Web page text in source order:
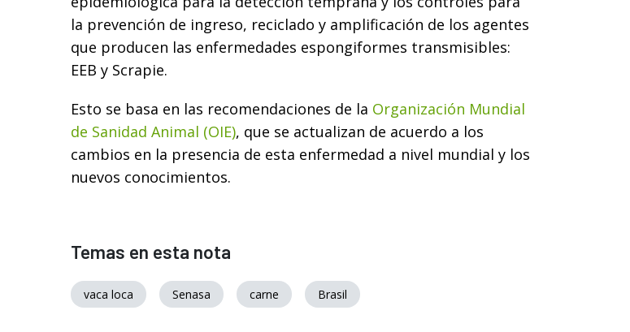
la prevención de ingreso, reciclado y amplificación de los agentes
que producen las enfermedades espongiformes transmisibles:
EEB y Scrapie.
Esto se basa en las recomendaciones de la Organización Mundial
de Sanidad Animal (OIE), que se actualizan de acuerdo a los
cambios en la presencia de esta enfermedad a nivel mundial y los
nuevos conocimientos.
Temas en esta nota
vaca loca Senasa carne Brasil